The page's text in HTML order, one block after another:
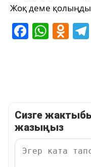
Жоқ деме
Сизге
жазыңыз